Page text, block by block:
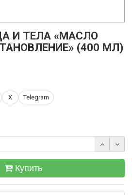
И ТЕЛА «МАСЛО
(400 МЛ)
X Telegram
Купить